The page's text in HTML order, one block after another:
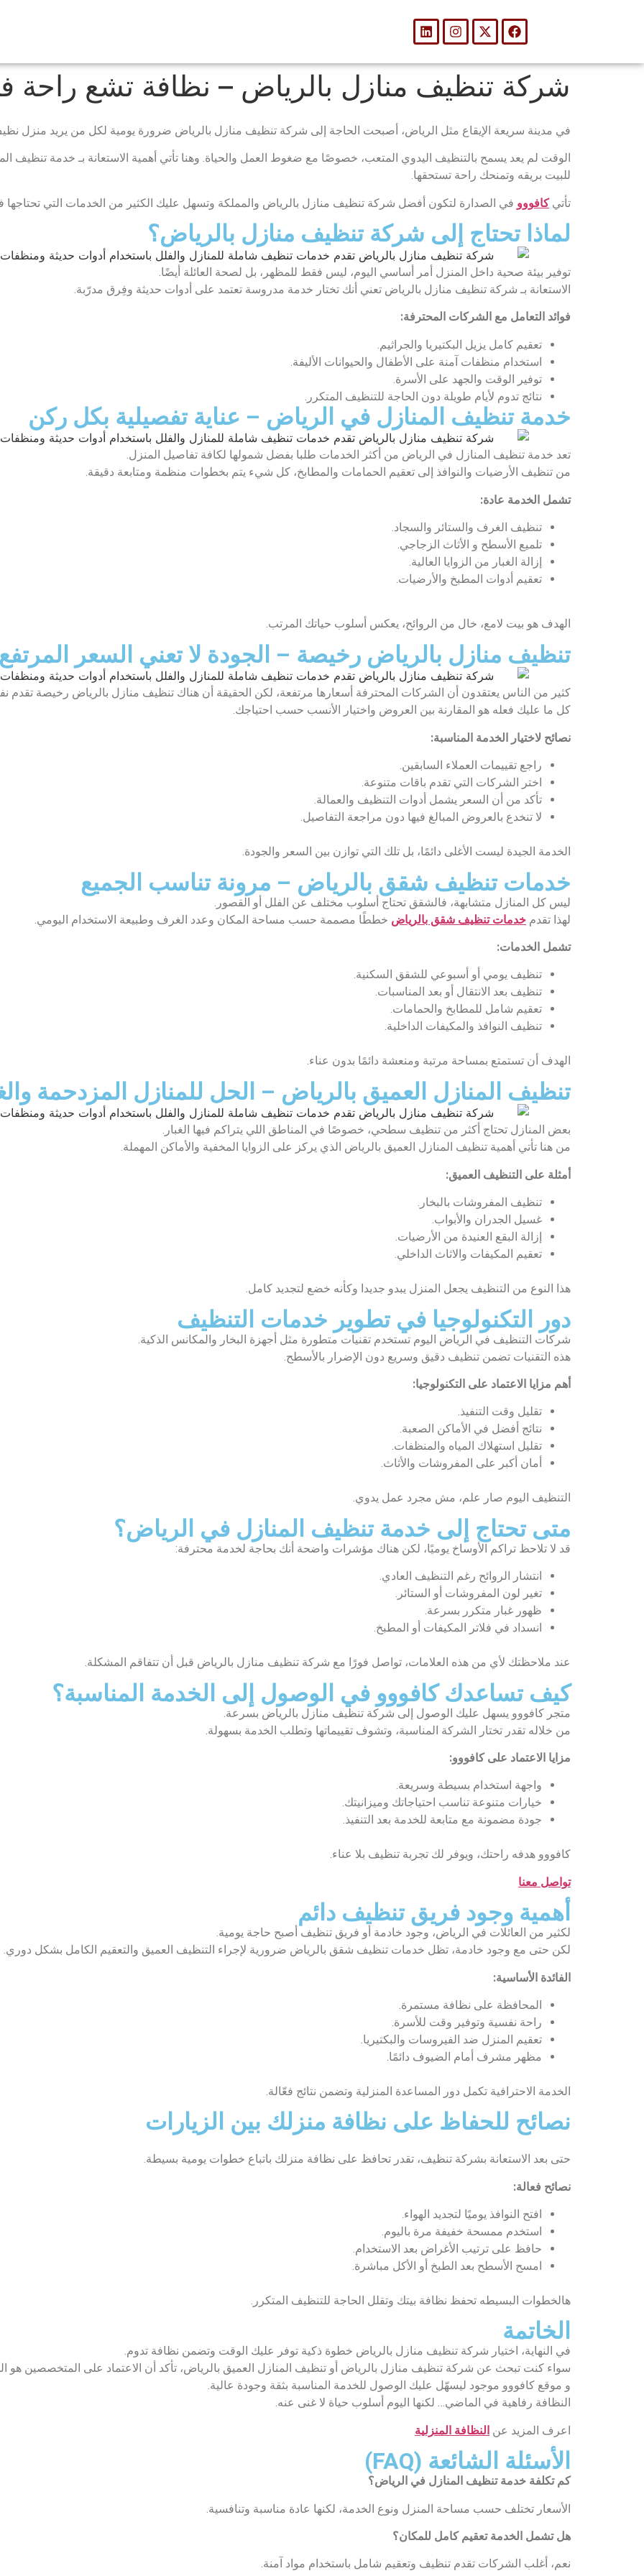
شركة تنظيف منازل بالرياض – نظافة تشع راحة
في مدينة سريعة الإيقاع مثل الرياض، أصبحت الحاجة إلى شركة تنظيف منازل بالرياض ضرورة يومية لكل من يريد منزل
الوقت لم يعد يسمح بالتنظيف اليدوي المتعب، خصوصًا مع ضغوط العمل والحياة. وهنا تأتي أهمية الاستعانة بـ خدمة تنظيف
للبيت بريقه وتمنحك راحة تستحقها.
تأتيكافووو في الصدارة لتكون أفضل شركة تنظيف منازل بالرياض والمملكة وتسهل عليك الكثير من الخدمات التي
لماذا تحتاج إلى شركة تنظيف منازل بالرياض؟
توفير بيئة صحية داخل المنزل أمر أساسي اليوم، ليس فقط للمظهر، بل لصحة العائلة أيضًا.
الاستعانة بـ شركة تنظيف منازل بالرياض تعني أنك تختار خدمة مدروسة تعتمد على أدوات حديثة وفِرق مدرّبة.
فوائد التعامل مع الشركات المحترفة:
تعقيم كامل يزيل البكتيريا والجراثيم.
استخدام منظفات آمنة على الأطفال والحيوانات الأليفة.
توفير الوقت والجهد على الأسرة.
نتائج تدوم لأيام طويلة دون الحاجة للتنظيف المتكرر.
خدمة تنظيف المنازل في الرياض – عناية تفصيلية بكل ركن
تعد خدمة تنظيف المنازل في الرياض من أكثر الخدمات طلبا بفضل شمولها لكافة تفاصيل المنزل.
من تنظيف الأرضيات والنوافذ إلى تعقيم الحمامات والمطابخ، كل شيء يتم بخطوات منظمة ومتابعة دقيقة.
تشمل الخدمة عادة:
تنظيف الغرف والستائر والسجاد.
تلميع الأسطح و الأثاث الزجاجي.
إزالة الغبار من الزوايا العالية.
تعقيم أدوات المطبخ والأرضيات.
الهدف هو بيت لامع، خال من الروائح، يعكس أسلوب حياتك المرتب.
تنظيف منازل بالرياض رخيصة – الجودة لا تعني السعر
كثير من الناس يعتقدون أن الشركات المحترفة أسعارها مرتفعة، لكن الحقيقة أن هناك تنظيف منازل بالرياض رخيصة تقدم
كل ما عليك فعله هو المقارنة بين العروض واختيار الأنسب حسب احتياجك.
نصائح لاختيار الخدمة المناسبة:
راجع تقييمات العملاء السابقين.
اختر الشركات التي تقدم باقات متنوعة.
تأكد من أن السعر يشمل أدوات التنظيف والعمالة.
لا تنخدع بالعروض المبالغ فيها دون مراجعة التفاصيل.
الخدمة الجيدة ليست الأغلى دائمًا، بل تلك التي توازن بين السعر والجودة.
خدمات تنظيف شقق بالرياض – مرونة تناسب الجميع
ليس كل المنازل متشابهة، فالشقق تحتاج أسلوب مختلف عن الفلل أو القصور.
لهذا تقدم خدمات تنظيف شقق بالرياض خططًا مصممة حسب مساحة المكان وعدد الغرف وطبيعة الاستخدام اليومي.
تشمل الخدمات:
تنظيف يومي أو أسبوعي للشقق السكنية.
تنظيف بعد الانتقال أو بعد المناسبات.
تعقيم شامل للمطابخ والحمامات.
تنظيف النوافذ والمكيفات الداخلية.
الهدف أن تستمتع بمساحة مرتبة ومنعشة دائمًا بدون عناء.
تنظيف المنازل العميق بالرياض – الحل للمنازل المزدحمة
بعض المنازل تحتاج أكثر من تنظيف سطحي، خصوصًا في المناطق اللي يتراكم فيها الغبار.
من هنا تأتي أهمية تنظيف المنازل العميق بالرياض الذي يركز على الزوايا المخفية والأماكن المهملة.
أمثلة على التنظيف العميق:
تنظيف المفروشات بالبخار.
غسيل الجدران والأبواب.
إزالة البقع العنيدة من الأرضيات.
تعقيم المكيفات والاثاث الداخلي.
هذا النوع من التنظيف يجعل المنزل يبدو جديدا وكأنه خضع لتجديد كامل.
دور التكنولوجيا في تطوير خدمات التنظيف
شركات التنظيف في الرياض اليوم تستخدم تقنيات متطورة مثل أجهزة البخار والمكانس الذكية.
هذه التقنيات تضمن تنظيف دقيق وسريع دون الإضرار بالأسطح.
أهم مزايا الاعتماد على التكنولوجيا:
تقليل وقت التنفيذ.
نتائج أفضل في الأماكن الصعبة.
تقليل استهلاك المياه والمنظفات.
أمان أكبر على المفروشات والأثاث.
التنظيف اليوم صار علم، مش مجرد عمل يدوي.
متى تحتاج إلى خدمة تنظيف المنازل في الرياض؟
قد لا تلاحظ تراكم الأوساخ يوميًا، لكن هناك مؤشرات واضحة أنك بحاجة لخدمة محترفة:
انتشار الروائح رغم التنظيف العادي.
تغير لون المفروشات أو الستائر.
ظهور غبار متكرر بسرعة.
انسداد في فلاتر المكيفات أو المطبخ.
عند ملاحظتك لأي من هذه العلامات، تواصل فورًا مع شركة تنظيف منازل بالرياض قبل أن تتفاقم المشكلة.
كيف تساعدك كافووو في الوصول إلى الخدمة المناسبة؟
متجر كافووو يسهل عليك الوصول إلى شركة تنظيف منازل بالرياض بسرعة.
من خلاله تقدر تختار الشركة المناسبة، وتشوف تقييماتها وتطلب الخدمة بسهولة.
مزايا الاعتماد على كافووو:
واجهة استخدام بسيطة وسريعة.
خيارات متنوعة تناسب احتياجاتك وميزانيتك.
جودة مضمونة مع متابعة للخدمة بعد التنفيذ.
كافووو هدفه راحتك، ويوفر لك تجربة تنظيف بلا عناء.
تواصل معنا
أهمية وجود فريق تنظيف دائم
لكثير من العائلات في الرياض، وجود خادمة أو فريق تنظيف أصبح حاجة يومية.
لكن حتى مع وجود خادمة، تظل خدمات تنظيف شقق بالرياض ضرورية لإجراء التنظيف العميق والتعقيم الكامل بشكل دوري.
الفائدة الأساسية:
المحافظة على نظافة مستمرة.
راحة نفسية وتوفير وقت للأسرة.
تعقيم المنزل ضد الفيروسات والبكتيريا.
مظهر مشرف أمام الضيوف دائمًا.
الخدمة الاحترافية تكمل دور المساعدة المنزلية وتضمن نتائج فعّالة.
نصائح للحفاظ على نظافة منزلك بين الزيارات
حتى بعد الاستعانة بشركة تنظيف، تقدر تحافظ على نظافة منزلك باتباع خطوات يومية بسيطة.
نصائح فعالة:
افتح النوافذ يوميًا لتجديد الهواء.
استخدم ممسحة خفيفة مرة باليوم.
حافظ على ترتيب الأغراض بعد الاستخدام.
امسح الأسطح بعد الطبخ أو الأكل مباشرة.
هالخطوات البسيطه تحفظ نظافة بيتك وتقلل الحاجة للتنظيف المتكرر.
الخاتمة
في النهاية، اختيار شركة تنظيف منازل بالرياض خطوة ذكية توفر عليك الوقت وتضمن نظافة تدوم.
سواء كنت تبحث عن شركة تنظيف منازل بالرياض أو تنظيف المنازل العميق بالرياض، تأكد أن الاعتماد على المتخصصين هو
و موقع كافووو موجود ليسهّل عليك الوصول للخدمة المناسبة بثقة وجودة عالية.
النظافة رفاهية في الماضي… لكنها اليوم أسلوب حياة لا غنى عنه.
اعرف المزيد عن النظافة المنزلية
الأسئلة الشائعة (FAQ)
كم تكلفة خدمة تنظيف المنازل في الرياض؟
الأسعار تختلف حسب مساحة المنزل ونوع الخدمة، لكنها عادة مناسبة وتنافسية.
هل تشمل الخدمة تعقيم كامل للمكان؟
نعم، أغلب الشركات تقدم تنظيف وتعقيم شامل باستخدام مواد آمنة.